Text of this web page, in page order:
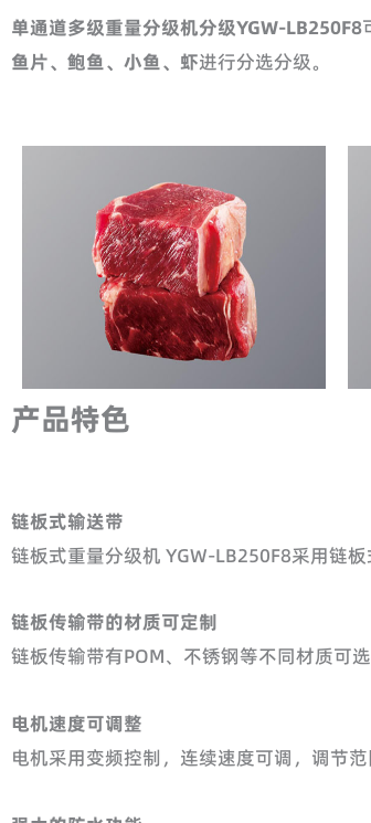
单通道多级重量分级机分级YGW-LB250F8
鱼片、鲍鱼、小鱼、虾进行分选分级。
产品特色
链板式输送带
链板式重量分级机 YGW-LB250F8采用链
链板传输带的材质可定制
链板传输带有POM、不锈钢等不同材质可选
电机速度可调整
电机采用变频控制，连续速度可调，调节范